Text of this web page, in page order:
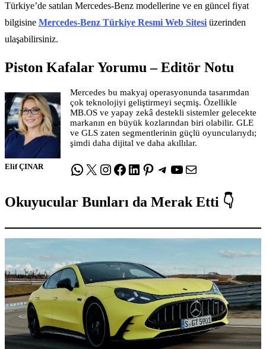
Türkiye’de satılan Mercedes-Benz modellerine ve en güncel fiyat
bilgisine Mercedes-Benz Türkiye Resmi Web Sitesiüzerinden
ulaşabilirsiniz.
Piston Kafalar Yorumu – Editör Notu
Elif ÇINAR
Mercedes bu makyaj operasyonunda tasarımdan
çok teknolojiyi geliştirmeyi seçmiş. Özellikle
MB.OS ve yapay zekâ destekli sistemler gelecekte
markanın en büyük kozlarından biri olabilir. GLE
ve GLS zaten segmentlerinin güçlü oyuncularıydı;
şimdi daha dijital ve daha akıllılar.
WhatsApp
X Instagram
Facebook
LinkedIn
Pinterest
Telegram
YouTube
E-posta
Okuyucular Bunları da Merak Etti 👇